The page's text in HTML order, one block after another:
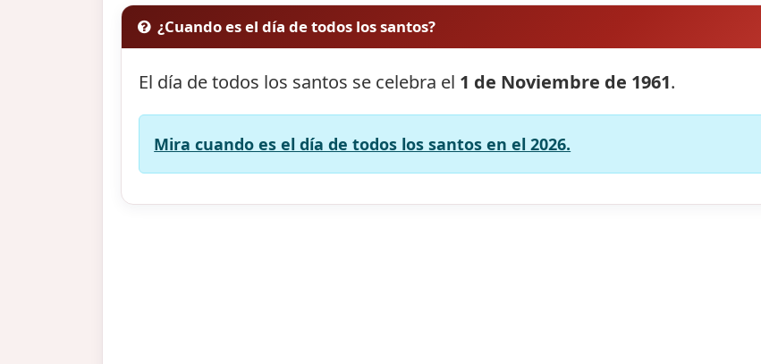
¿Cuando es el día de todos los santos?
El día de todos los santos se celebra el 1 de Noviembre de 1961.
Mira cuando es el día de todos los santos en el 2026.